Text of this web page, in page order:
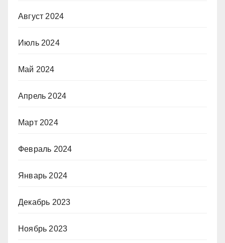
Август 2024
Июль 2024
Май 2024
Апрель 2024
Март 2024
Февраль 2024
Январь 2024
Декабрь 2023
Ноябрь 2023